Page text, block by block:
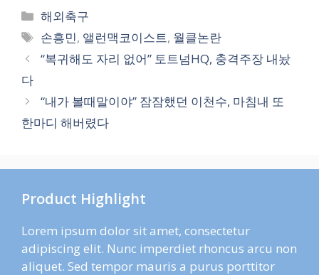
카
테
고
리
해외축구
태
그
손흥민, 앨런맥코이스트, 월클논란
“복귀해도 자리 없어” 토트넘HQ, 충격주장 내놨
다
“내가 볼때말이야” 잠잠했던 이천수, 마침내 또
한마디 해버렸다
Product Highlight
Lorem ipsum dolor sit amet, consectetur
adipiscing elit. Nunc imperdiet rhoncus arcu non
aliquet. Sed tempor mauris a purus porttitor